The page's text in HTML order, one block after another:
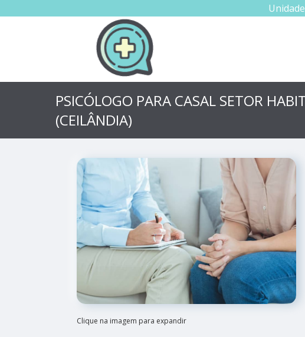
PSICÓLOGO PARA CASAL SETOR
(CEILÂNDIA)
Clique na imagem para expandir